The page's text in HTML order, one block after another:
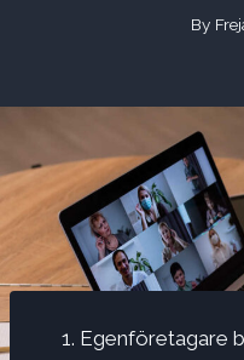
By
Egenföretagare